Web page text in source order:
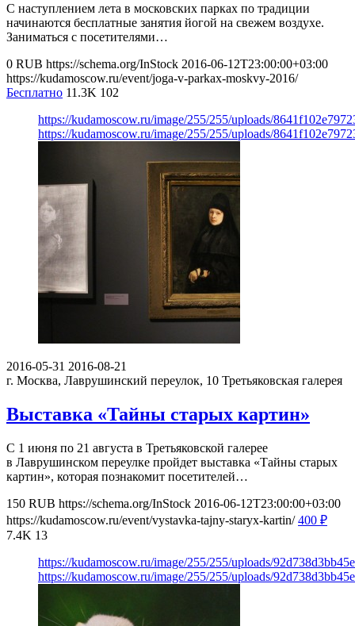
С наступлением лета в московских парках по традиции
начинаются бесплатные занятия йогой на свежем воздухе.
Заниматься с посетителями…
0 RUB https://schema.org/InStock 2016-06-12T23:00:00+03:00
https://kudamoscow.ru/event/joga-v-parkax-moskvy-2016/
Бесплатно 11.3K 102
https://kudamoscow.ru/image/255/255/uploads/
https://kudamoscow.ru/image/255/255/uploads/
2016-05-31 2016-08-21
г. Москва, Лаврушинский переулок, 10 Третьяковская галерея
Выставка «Тайны старых картин»
С 1 июня по 21 августа в Третьяковской галерее
в Лаврушинском переулке пройдет выставка «Тайны старых
картин», которая познакомит посетителей…
150 RUB https://schema.org/InStock 2016-06-12T23:00:00+03:00
https://kudamoscow.ru/event/vystavka-tajny-staryx-kartin/ 400 ₽
7.4K 13
https://kudamoscow.ru/image/255/255/uploads/
https://kudamoscow.ru/image/255/255/uploads/